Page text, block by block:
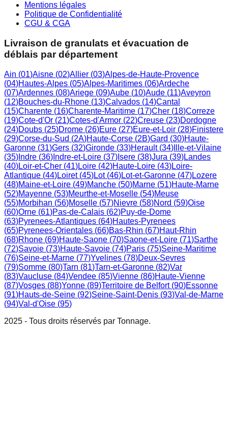
Mentions légales
Politique de Confidentialité
CGU & CGA
Livraison de granulats et évacuation de
déblais par département
Ain (01)Aisne (02)Allier (03)Alpes-de-Haute-Provence
(04)Hautes-Alpes (05)Alpes-Maritimes (06)Ardeche
(07)Ardennes (08)Ariege (09)Aube (10)Aude (11)Aveyron
(12)Bouches-du-Rhone (13)Calvados (14)Cantal
(15)Charente (16)Charente-Maritime (17)Cher (18)Correze
(19)Cote-d'Or (21)Cotes-d'Armor (22)Creuse (23)Dordogne
(24)Doubs (25)Drome (26)Eure (27)Eure-et-Loir (28)Finistere
(29)Corse-du-Sud (2A)Haute-Corse (2B)Gard (30)Haute-
Garonne (31)Gers (32)Gironde (33)Herault(34) Ille-et-Vilaine
(35) Indre (36) Indre-et-Loire (37) Isere (38)Jura (39)Landes
(40)Loir-et-Cher (41)Loire (42)Haute-Loire (43)Loire-
Atlantique (44)Loiret(45)Lot(46)Lot-et-Garonne (47)Lozere
(48)Maine-et-Loire (49)Manche (50)Marne (51)Haute-Marne
(52)Mayenne (53)Meurthe-et-Moselle (54)Meuse
(55)Morbihan (56)Moselle (57)Nievre (58)Nord (59)Oise
(60)Orne (61)Pas-de-Calais (62)Puy-de-Dome
(63)Pyrenees-Atlantiques (64)Hautes-Pyrenees
(65)Pyrenees-Orientales (66)Bas-Rhin (67)Haut-Rhin
(68)Rhone (69)Haute-Saone (70)Saone-et-Loire (71)Sarthe
(72)Savoie (73)Haute-Savoie (74)Paris (75)Seine-Maritime
(76)Seine-et-Marne (77)Yvelines (78)Deux-Sevres
(79)Somme (80)Tarn (81)Tarn-et-Garonne (82)Var
(83)Vaucluse (84)Vendee (85)Vienne (86)Haute-Vienne
(87)Vosges (88)Yonne (89)Territoire de Belfort(90)Essonne
(91)Hauts-de-Seine (92)Seine-Saint-Denis (93)Val-de-Marne
(94)Val-d'Oise (95)
2025 - Tous droits réservés par Tonnage.